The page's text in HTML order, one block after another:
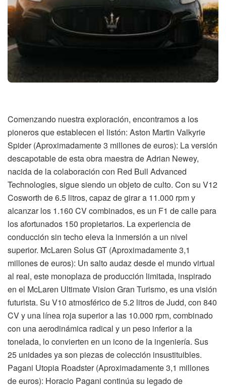
Comenzando nuestra exploración, encontramos a los
pioneros que establecen el listón: Aston Martin Valkyrie
Spider (Aproximadamente 3 millones de euros): La versión
descapotable de esta obra maestra de Adrian Newey,
nacida de la colaboración con Red Bull Advanced
Technologies, sigue siendo un objeto de culto. Con su V12
Cosworth de 6.5 litros, capaz de girar a 11.000 rpm y
alcanzar los 1.160 CV combinados, es un F1 de calle para
los afortunados 150 propietarios. La experiencia de
conducción sin techo eleva la inmersión a un nivel
superior. McLaren Solus GT (Aproximadamente 3,1
millones de euros): Un salto audaz desde el mundo virtual
al real, este monoplaza de producción limitada, inspirado
en el McLaren Ultimate Vision Gran Turismo, es una visión
futurista. Su V10 atmosférico de 5.2 litros de Judd, con 840
CV y una línea roja superior a las 10.000 rpm, combinado
con una aerodinámica radical y un peso inferior a la
tonelada, lo convierten en un icono de la ingeniería. Sus
25 unidades ya son piezas de colección insustituibles.
Pagani Utopia Roadster (Aproximadamente 3,1 millones
de euros): Horacio Pagani continúa su legado de